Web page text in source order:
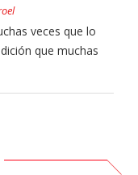
veces que lo
que muchas